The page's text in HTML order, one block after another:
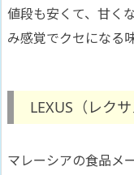
値段も安くて、甘く
み感覚でクセになる味
LEXUS（レクサ
マレーシアの食品メ